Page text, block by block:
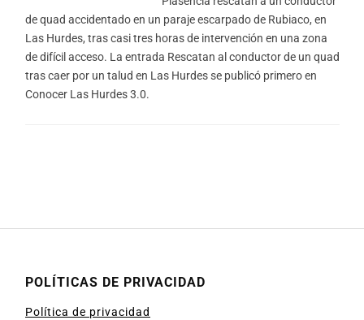
de quad accidentado en un paraje escarpado de Rubiaco, en
Las Hurdes, tras casi tres horas de intervención en una zona
de difícil acceso. La entrada Rescatan al conductor de un quad
tras caer por un talud en Las Hurdes se publicó primero en
Conocer Las Hurdes 3.0.
POLÍTICAS DE PRIVACIDAD
Política de privacidad